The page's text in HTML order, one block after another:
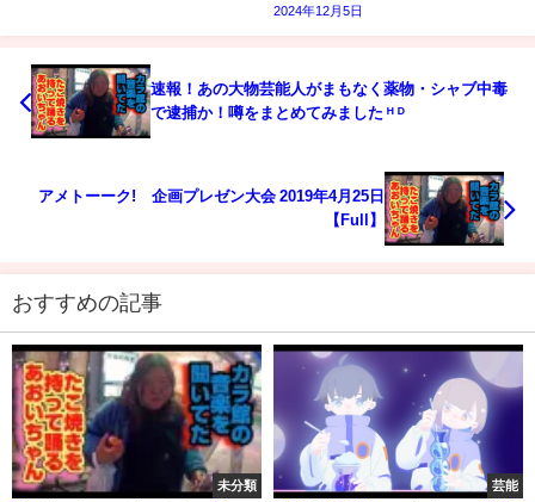
2024年12月5日
速報！あの大物芸能人がまもなく薬物・シャブ中毒
で逮捕か！噂をまとめてみました ᴴ ᴰ
アメトーーク! 企画プレゼン大会 2019年4月25日
【Full】
おすすめの記事
未分類 芸能